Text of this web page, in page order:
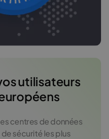
utilisateurs
centres de données
sécurité les plus